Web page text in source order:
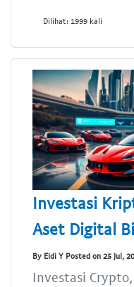
Dilihat: 1999 kali
Investasi
Aset Digital
By Eldi Y Posted on 25 Jul,
Investasi